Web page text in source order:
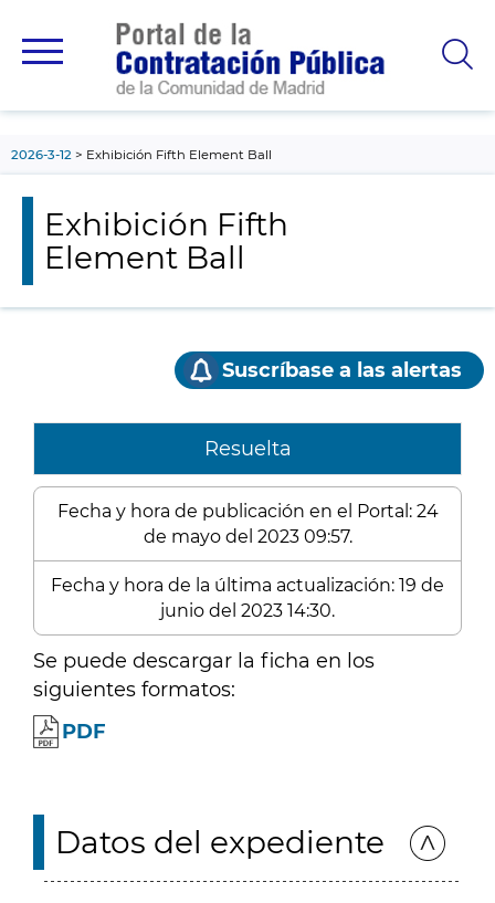
principal
2026-3-12 Exhibición Fifth Element Ball
Exhibición Fifth
Element Ball
Suscríbase a las alertas
Resuelta
Fecha y hora de publicación en el Portal: 24
de mayo del 2023 09:57.
Fecha y hora de la última actualización: 19 de
junio del 2023 14:30.
Se puede descargar la ficha en los
siguientes formatos:
PDF
Datos del expediente